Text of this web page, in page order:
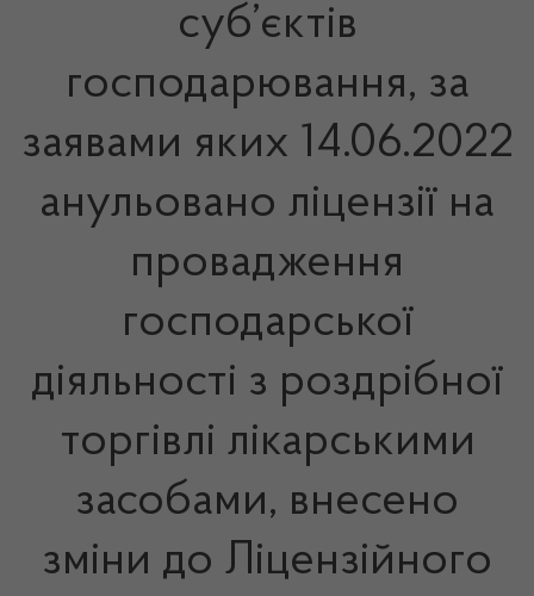
суб’єктів
господарювання, за
заявами яких 14.06.2022
анульовано ліцензії на
провадження
господарської
діяльності з роздрібної
торгівлі лікарськими
засобами, внесено
зміни до Ліцензійного